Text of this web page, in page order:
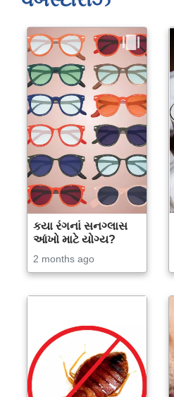
કયા રંગનાં સનગ્લાસ
આંખો માટે યોગ્ય?
2 months ago